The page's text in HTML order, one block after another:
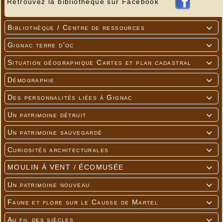

Bibliothèque / Centre de ressources

Gignac terre d'oc

Situation géographique Cartes et plan cadastral

Démographie

Des personnalités liées à Gignac

Un patrimoine détruit

Un patrimoine sauvegardé

Curiosités architecturales

MOULIN À VENT / ÉCOMUSÉE

Un patrimoine nouveau

Faune et flore sur le Causse de Martel

Au fil des siècles